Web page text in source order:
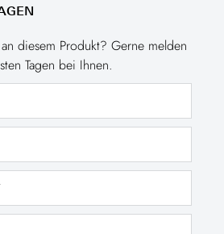
diesem Produkt? Gerne melden
Tagen bei Ihnen.